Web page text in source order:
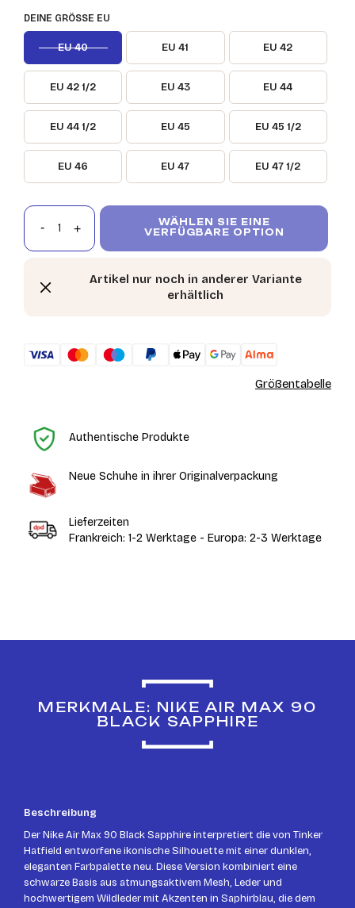
DEINE GRÖSSE EU
EU 40 EU 41 EU 42
EU 42 1/2 EU 43 EU 44
EU 44 1/2 EU 45 EU 45 1/2
EU 46 EU 47 EU 47 1/2
WÄHLEN SIE EINE
VERFÜGBARE OPTION
Artikel nur noch in anderer Variante
erhältlich
Größentabelle
Authentische Produkte
Neue Schuhe in ihrer Originalverpackung
Lieferzeiten
Frankreich: 1-2 Werktage - Europa: 2-3 Werktage
MERKMALE: NIKE AIR MAX 90
BLACK SAPPHIRE
Beschreibung
Der Nike Air Max 90 Black Sapphire interpretiert die von Tinker
Hatfield entworfene ikonische Silhouette mit einer dunklen,
eleganten Farbpalette neu. Diese Version kombiniert eine
schwarze Basis aus atmungsaktivem Mesh, Leder und
hochwertigem Wildleder mit Akzenten in Saphirblau, die dem